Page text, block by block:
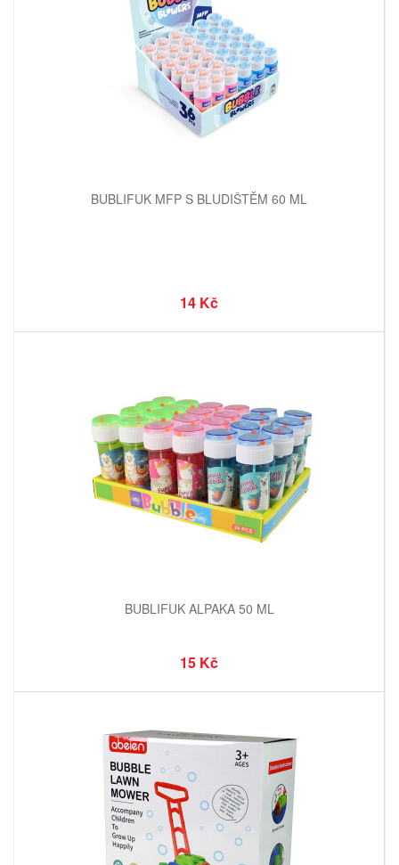
BUBLIFUK MFP S BLUDIŠTĚM 60 ML
14 Kč
BUBLIFUK ALPAKA 50 ML
15 Kč